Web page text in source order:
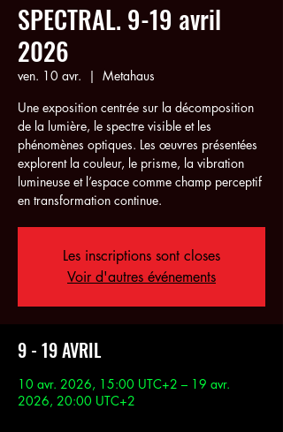
SPECTRAL. 9-19 avril
2026
ven. 10 avr.
  |
Metahaus
Une exposition centrée sur la décomposition
de la lumière, le spectre visible et les
phénomènes optiques. Les œuvres présentées
explorent la couleur, le prisme, la vibration
lumineuse et l’espace comme champ perceptif
en transformation continue.
Les inscriptions sont closes
Voir d'autres événements
9 - 19 AVRIL
10 avr. 2026, 15:00 UTC+2 – 19 avr.
2026, 20:00 UTC+2